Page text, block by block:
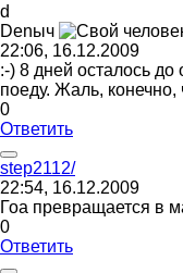
d
Denыч
22:06, 16.12.2009
:-) 8 дней осталось
поеду. Жаль, конечно,
0
Ответить
step2112/
22:54, 16.12.2009
Гоа превращается в
0
Ответить